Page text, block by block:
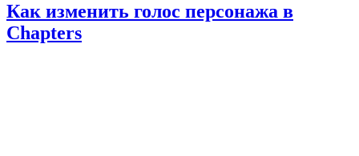
Как изменить голос персонажа в
Chapters